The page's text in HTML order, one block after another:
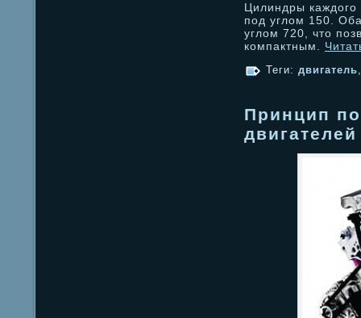
Цилиндры
под углом 150.
углом 720, что
компактным.
Теги: двигатель
Принцип
двигателей